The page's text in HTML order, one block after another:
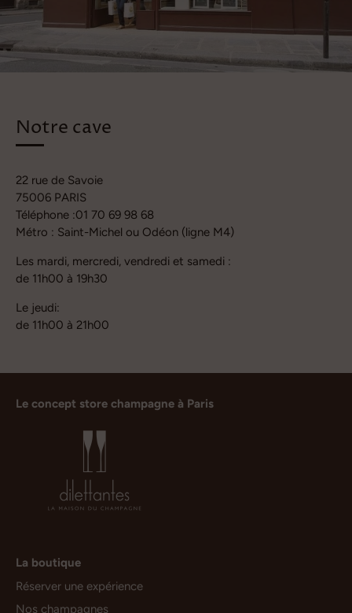
Notre cave
22 rue de Savoie
75006 PARIS
Téléphone :01 70 69 98 68
Métro : Saint-Michel ou Odéon (ligne M4)
Les mardi, mercredi, vendredi et samedi :
de 11h00 à 19h30
Le jeudi:
de 11h00 à 21h00
Le concept store champagne à Paris
La boutique
Réserver une expérience
Nos champagnes